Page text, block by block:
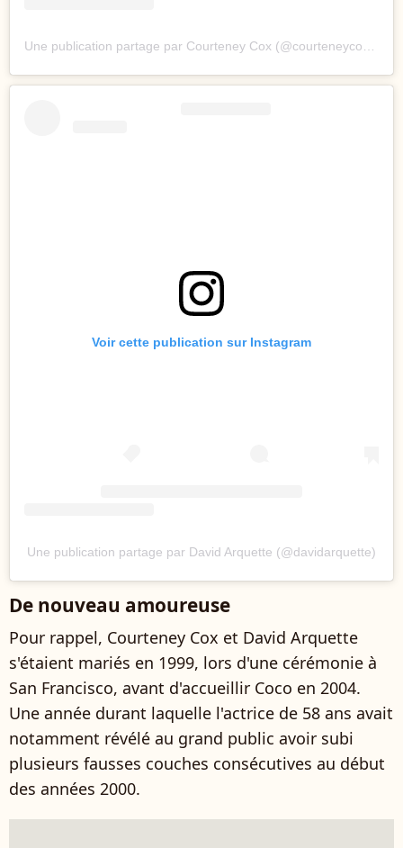
Voir cette publication sur Instagram
Une publication partage par David Arquette (@davidarquette)
De nouveau amoureuse
Pour rappel, Courteney Cox et David Arquette
s'étaient mariés en 1999, lors d'une cérémonie à
San Francisco, avant d'accueillir Coco en 2004.
Une année durant laquelle l'actrice de 58 ans avait
notamment révélé au grand public avoir subi
plusieurs fausses couches consécutives au début
des années 2000.